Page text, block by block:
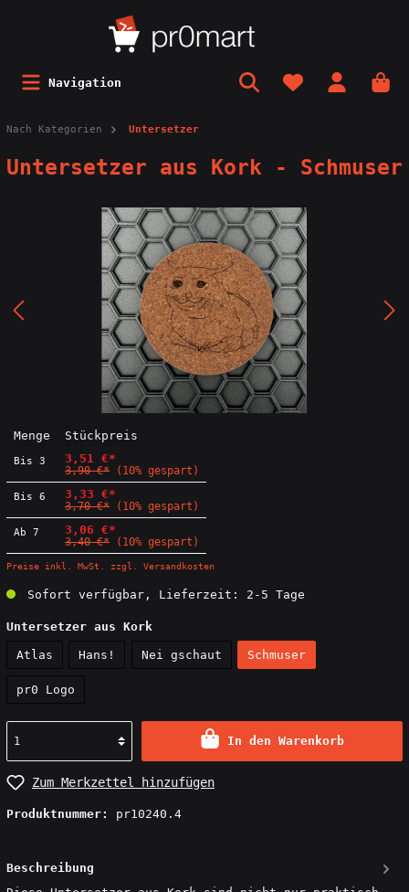
Navigation
Nach Kategorien Untersetzer
Untersetzer aus Kork - Schmuser
Menge Stückpreis
Bis 3 3,51 €*
3,90 €* (10% gespart)
Bis 6 3,33 €*
3,70 €* (10% gespart)
Ab 7 3,06 €*
3,40 €* (10% gespart)
Preise inkl. MwSt. zzgl. Versandkosten
Sofort verfügbar, Lieferzeit: 2-5 Tage
Untersetzer aus Kork
Atlas Hans! Nei gschaut Schmuser
pr0 Logo
In den Warenkorb
Zum Merkzettel hinzufügen
Produktnummer: pr10240.4
Beschreibung